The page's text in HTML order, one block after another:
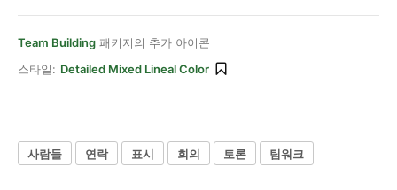
Team Building 패키지의 추가 아이콘
스타일: Detailed Mixed Lineal Color
사람들 연락 표시 회의 토론 팀워크